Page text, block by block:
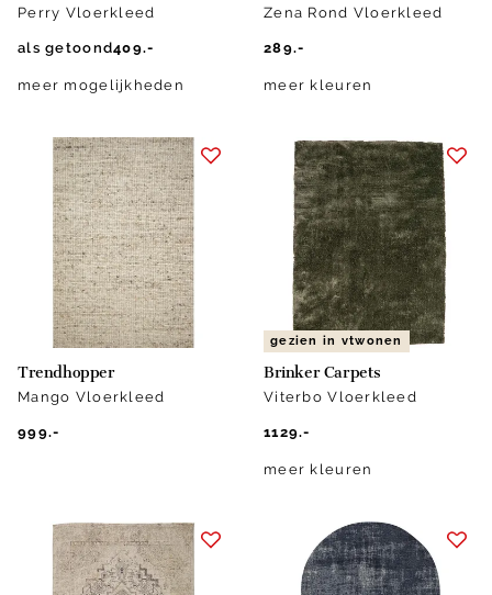
Perry Vloerkleed
als getoond409.-
meer mogelijkheden
Zena Rond Vloerkleed
289.-
meer kleuren
Trendhopper
Mango Vloerkleed
999.-
gezien in vtwonen
Brinker Carpets
Viterbo Vloerkleed
1129.-
meer kleuren